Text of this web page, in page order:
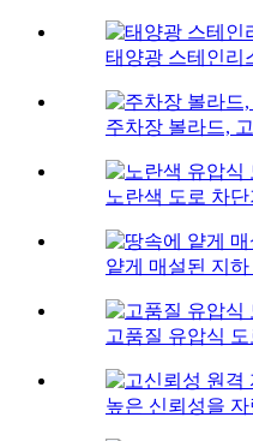
태양광 스테인리
주차장 볼라드,
노란색 도로 차
얕게 매설된 지
고품질 유압식
높은 신뢰성을